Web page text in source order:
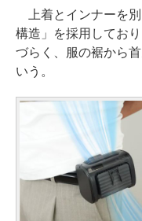
上着とインナーを
構造」を採用してお
づらく、服の裾から
いう。